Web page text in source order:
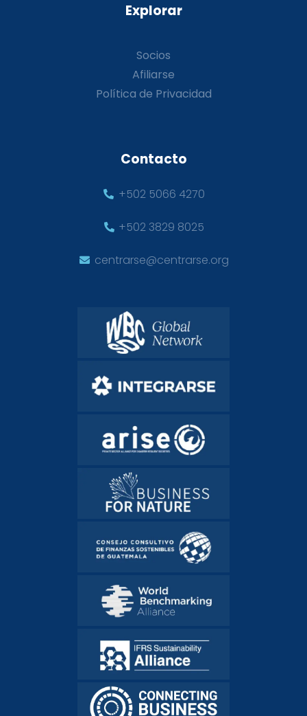
Explorar
Socios
Afiliarse
Política de Privacidad
Contacto
+502 5066 4270
+502 3829 8025
centrarse@centrarse.org